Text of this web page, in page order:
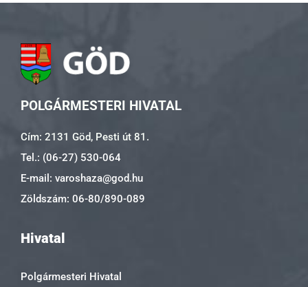
POLGÁRMESTERI HIVATAL
Cím: 2131 Göd, Pesti út 81.
Tel.: (06-27) 530-064
E-mail: varoshaza@god.hu
Zöldszám: 06-80/890-089
Hivatal
Polgármesteri Hivatal